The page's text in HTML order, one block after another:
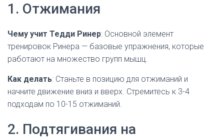
1. Отжимания
Чему учит Тедди Ринер: Основной элемент
тренировок Ринера — базовые упражнения, которые
работают на множество групп мышц.
Как делать: Станьте в позицию для отжиманий и
начните движение вниз и вверх. Стремитесь к 3-4
подходам по 10-15 отжиманий.
2. Подтягивания на